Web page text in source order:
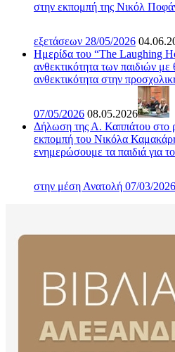
στην εκπομπή της Νικόλ
εξετάσεων 28/05/2026
Ημερίδα του “The Laughing
ανθεκτικότητα των παιδιών
ανθεκτικότητα στην
07/05/2026 08.05.2026
Δήλωση της Α. Καππάτου στο
εκπομπή του Νικόλα
ενημερώσουμε τα παιδιά για
στην μέση Ανατολή 07/03/2026